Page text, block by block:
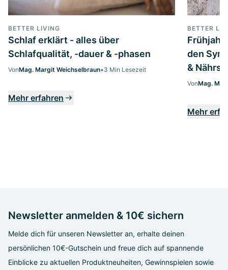
BETTER LIVING
Schlaf erklärt - alles über
Schlafqualität, -dauer & -phasen
VonMag. Margit Weichselbraun•3 Min Lesezeit
Mehr erfahren
BETTER
den
&
VonMag.
Mehr
Newsletter anmelden & 10€ sichern
Melde dich für unseren Newsletter an, erhalte deinen
persönlichen 10€-Gutschein und freue dich auf spannende
Einblicke zu aktuellen Produktneuheiten, Gewinnspielen sowie